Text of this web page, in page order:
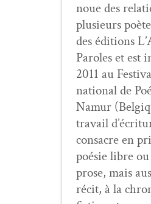
noue des
plusieurs
des édi­tions
Paroles et est
2011 au
na­tion­al de
Namur
tra­vail
con­sacre en
poésie libre
prose, mais
réc­it, à la